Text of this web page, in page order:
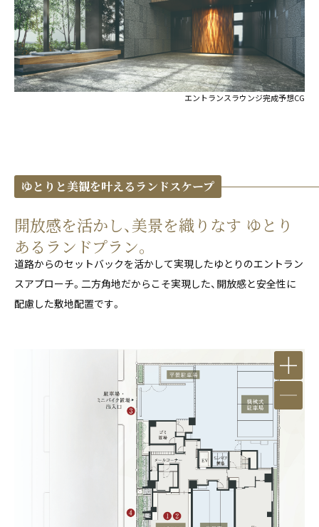
エントランスラウンジ完成予想CG
ゆとりと美観を叶えるランドスケープ
開放感を活かし、美景を織りなす ゆとり
あるランドプラン。
道路からのセットバックを活かして実現したゆとりのエントラン
スアプローチ。二方角地だからこそ実現した、開放感と安全性に
配慮した敷地配置です。